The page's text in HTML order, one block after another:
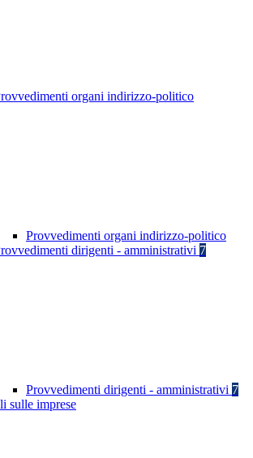
organi indirizzo-politico
Provvedimenti organi indirizzo-politico
dirigenti - amministrativi 7
Provvedimenti dirigenti - amministrativi 7
sulle imprese